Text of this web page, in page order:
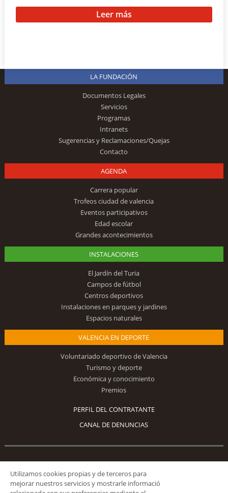
Leer más
LA FUNDACIÓN
Documentos Legales
Servicios
Programas
Intranets
Sugerencias y Reclamaciones/Quejas
Contacto
AGENDA
Carrera popular
Trofeos ciudad de valencia
Eventos participativos
Edad escolar
Grandes acontecimientos
INSTALACIONES
El Jardín del Turia
Campos de fútbol
Centros deportivos
Instalaciones en parques y jardines
Espacios naturales
VALENCIA EN DEPORTE
Voluntariado deportivo de Valencia
Turismo y deporte
Económica y conocimiento
Premios
PERFIL DEL CONTRATANTE
CANAL DE DENUNCIAS
Síguenos
Utilizamos cookies propias y de terceros para
mejorar nuestros servicios y mostrarle informació